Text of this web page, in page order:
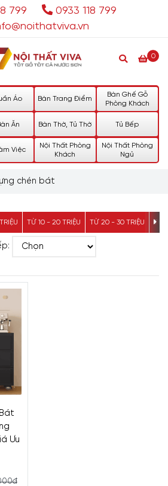
799
0933 118 799
0
Áo Bàn Trang Điểm
Bàn Ghế Gỗ
Phòng Khách
Ăn Bàn Thờ, Tủ Thờ Tủ Bếp
Việc
Nội Thất Phòng
Khách
Nội Thất Phòng
Ngủ
chén bát
TỪ 10 - 20 TRIỆU TỪ 20 - 30 TRIỆU TỪ
Ưu